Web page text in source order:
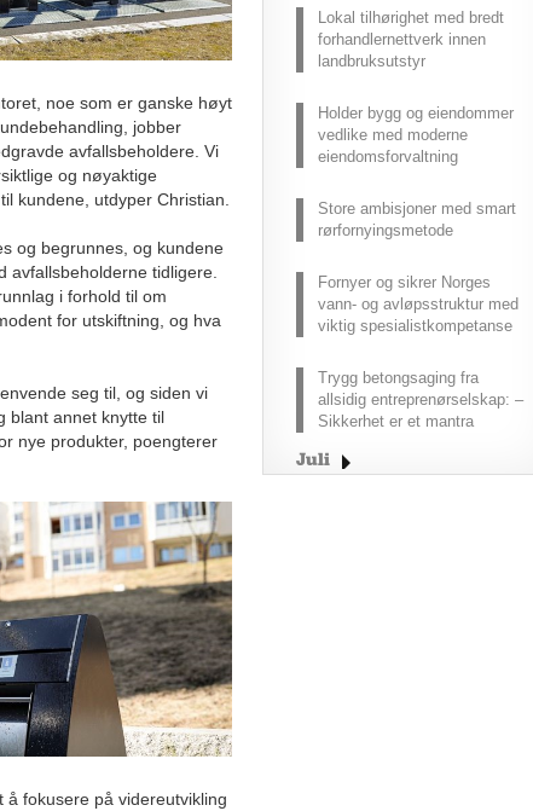
noe som er ganske høyt
jobber
avfallsbeholdere. Vi
og nøyaktige
kundene, utdyper Christian.
og begrunnes, og kundene
avfallsbeholderne tidligere.
i forhold til om
for utskiftning, og hva
seg til, og siden vi
blant annet knytte til
nye produkter, poengterer
fokusere på videreutvikling
Lokal tilhørighet med bredt
forhandlernettverk innen
landbruksutstyr
Holder bygg og eiendommer
vedlike med moderne
eiendomsforvaltning
Store ambisjoner med smart
rørfornyingsmetode
Fornyer og sikrer Norges
vann- og avløpsstruktur med
viktig spesialistkompetanse
Trygg betongsaging fra
allsidig entreprenørselskap: –
Sikkerhet er et mantra
Juli